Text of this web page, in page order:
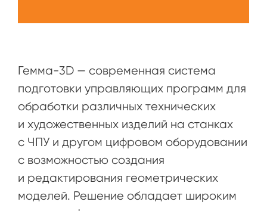
Гемма-3D — современная система
подготовки управляющих программ для
обработки различных технических
и художественных изделий на станках
c ЧПУ и другом цифровом оборудовании
с возможностью создания
и редактирования геометрических
моделей. Решение обладает широким